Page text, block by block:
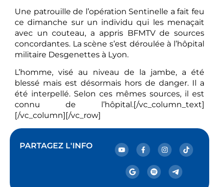
Une patrouille de l’opération Sentinelle a fait feu
ce dimanche sur un individu qui les menaçait
avec un couteau, a appris BFMTV de sources
concordantes. La scène s’est déroulée à l’hôpital
militaire Desgenettes à Lyon.
L’homme, visé au niveau de la jambe, a été
blessé mais est désormais hors de danger. Il a
été interpellé. Selon ces mêmes sources, il est
connu de l’hôpital.[/vc_column_text]
[/vc_column][/vc_row]
PARTAGEZ L'INFO